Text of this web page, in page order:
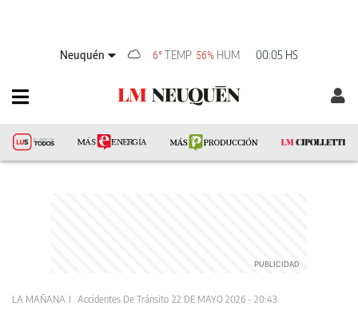
Neuquén 6°TEMP 56% HUM 00:05 HS
LA MAÑANA Accidentes De Tránsito 22 DE MAYO 2026 - 20:43